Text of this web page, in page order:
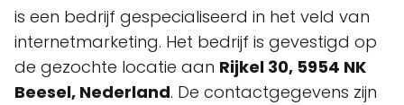
is een bedrijf gespecialiseerd in het veld van
internetmarketing. Het bedrijf is gevestigd op
de gezochte locatie aan Rijkel 30, 5954 NK
Beesel, Nederland. De contactgegevens zijn